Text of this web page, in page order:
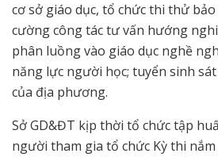
cơ sở giáo dục, tổ chức thi thử
cường công tác tư vấn hướng
phân luồng vào giáo dục nghề
năng lực người học; tuyển sinh
của địa phương.
Sở GD&ĐT kịp thời tổ chức tập
người tham gia tổ chức Kỳ thi